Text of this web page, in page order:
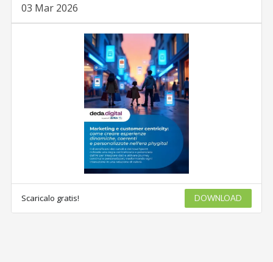
03 Mar 2026
Scaricalo gratis! DOWNLOAD